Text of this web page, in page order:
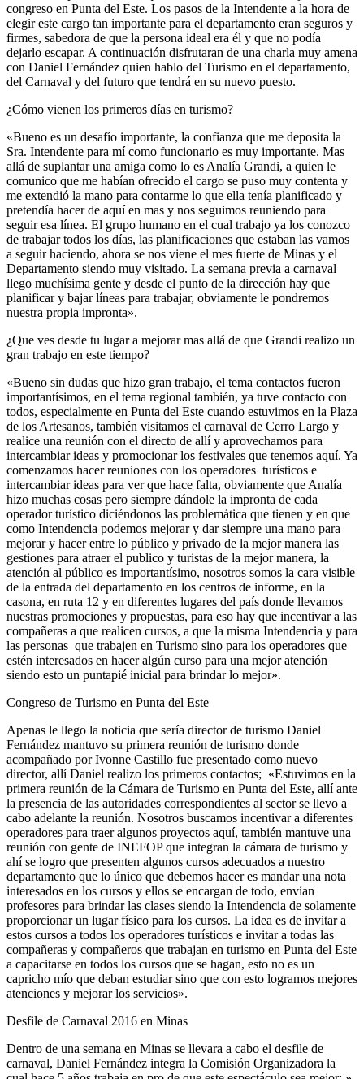
congreso en Punta del Este. Los pasos de la Intendente a la hora de
elegir este cargo tan importante para el departamento eran seguros y
firmes, sabedora de que la persona ideal era él y que no podía
dejarlo escapar. A continuación disfrutaran de una charla muy amena
con Daniel Fernández quien hablo del Turismo en el departamento,
del Carnaval y del futuro que tendrá en su nuevo puesto.
¿Cómo vienen los primeros días en turismo?
«Bueno es un desafío importante, la confianza que me deposita la
Sra. Intendente para mí como funcionario es muy importante. Mas
allá de suplantar una amiga como lo es Analía Grandi, a quien le
comunico que me habían ofrecido el cargo se puso muy contenta y
me extendió la mano para contarme lo que ella tenía planificado y
pretendía hacer de aquí en mas y nos seguimos reuniendo para
seguir esa línea. El grupo humano en el cual trabajo ya los conozco
de trabajar todos los días, las planificaciones que estaban las vamos
a seguir haciendo, ahora se nos viene el mes fuerte de Minas y el
Departamento siendo muy visitado. La semana previa a carnaval
llego muchísima gente y desde el punto de la dirección hay que
planificar y bajar líneas para trabajar, obviamente le pondremos
nuestra propia impronta».
¿Que ves desde tu lugar a mejorar mas allá de que Grandi realizo un
gran trabajo en este tiempo?
«Bueno sin dudas que hizo gran trabajo, el tema contactos fueron
importantísimos, en el tema regional también, ya tuve contacto con
todos, especialmente en Punta del Este cuando estuvimos en la Plaza
de los Artesanos, también visitamos el carnaval de Cerro Largo y
realice una reunión con el directo de allí y aprovechamos para
intercambiar ideas y promocionar los festivales que tenemos aquí. Ya
comenzamos hacer reuniones con los operadores turísticos e
intercambiar ideas para ver que hace falta, obviamente que Analía
hizo muchas cosas pero siempre dándole la impronta de cada
operador turístico diciéndonos las problemática que tienen y en que
como Intendencia podemos mejorar y dar siempre una mano para
mejorar y hacer entre lo público y privado de la mejor manera las
gestiones para atraer el publico y turistas de la mejor manera, la
atención al público es importantísimo, nosotros somos la cara visible
de la entrada del departamento en los centros de informe, en la
casona, en ruta 12 y en diferentes lugares del país donde llevamos
nuestras promociones y propuestas, para eso hay que incentivar a las
compañeras a que realicen cursos, a que la misma Intendencia y para
las personas que trabajen en Turismo sino para los operadores que
estén interesados en hacer algún curso para una mejor atención
siendo esto un puntapié inicial para brindar lo mejor».
Congreso de Turismo en Punta del Este
Apenas le llego la noticia que sería director de turismo Daniel
Fernández mantuvo su primera reunión de turismo donde
acompañado por Ivonne Castillo fue presentado como nuevo
director, allí Daniel realizo los primeros contactos; «Estuvimos en la
primera reunión de la Cámara de Turismo en Punta del Este, allí ante
la presencia de las autoridades correspondientes al sector se llevo a
cabo adelante la reunión. Nosotros buscamos incentivar a diferentes
operadores para traer algunos proyectos aquí, también mantuve una
reunión con gente de INEFOP que integran la cámara de turismo y
ahí se logro que presenten algunos cursos adecuados a nuestro
departamento que lo único que debemos hacer es mandar una nota
interesados en los cursos y ellos se encargan de todo, envían
profesores para brindar las clases siendo la Intendencia de solamente
proporcionar un lugar físico para los cursos. La idea es de invitar a
estos cursos a todos los operadores turísticos e invitar a todas las
compañeras y compañeros que trabajan en turismo en Punta del Este
a capacitarse en todos los cursos que se hagan, esto no es un
capricho mío que deban estudiar sino que con esto logramos mejores
atenciones y mejorar los servicios».
Desfile de Carnaval 2016 en Minas
Dentro de una semana en Minas se llevara a cabo el desfile de
carnaval, Daniel Fernández integra la Comisión Organizadora la